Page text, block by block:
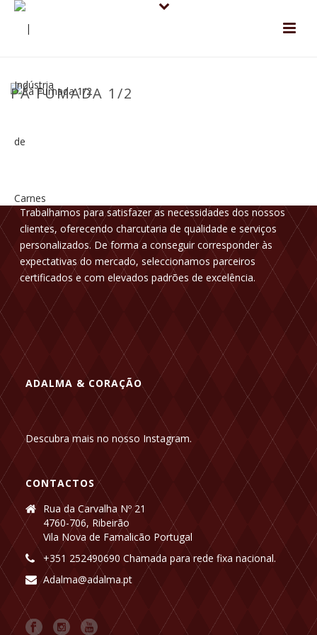
PÁ FUMADA 1/2
Trabalhamos para satisfazer as necessidades dos nossos
clientes, oferecendo charcutaria de qualidade e serviços
personalizados. De forma a conseguir corresponder às
expectativas do mercado, seleccionamos parceiros
certificados e com elevados padrões de excelência.
ADALMA & CORAÇÃO
Descubra mais no nosso Instagram.
CONTACTOS
Rua da Carvalha Nº 21
4760-706, Ribeirão
Vila Nova de Famalicão Portugal
+351 252490690 Chamada para rede fixa nacional.
Adalma@adalma.pt